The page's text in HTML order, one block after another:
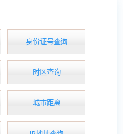
身份证号查询
时区查询
城市距离